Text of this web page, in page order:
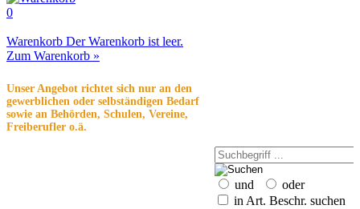
0
Warenkorb Der Warenkorb ist leer.
Zum Warenkorb »
Unser Angebot richtet sich nur an den
gewerblichen oder selbständigen Bedarf
sowie an Behörden, Schulen, Vereine,
Freiberufler o.ä.
und
oder
in Art. Beschr. suchen